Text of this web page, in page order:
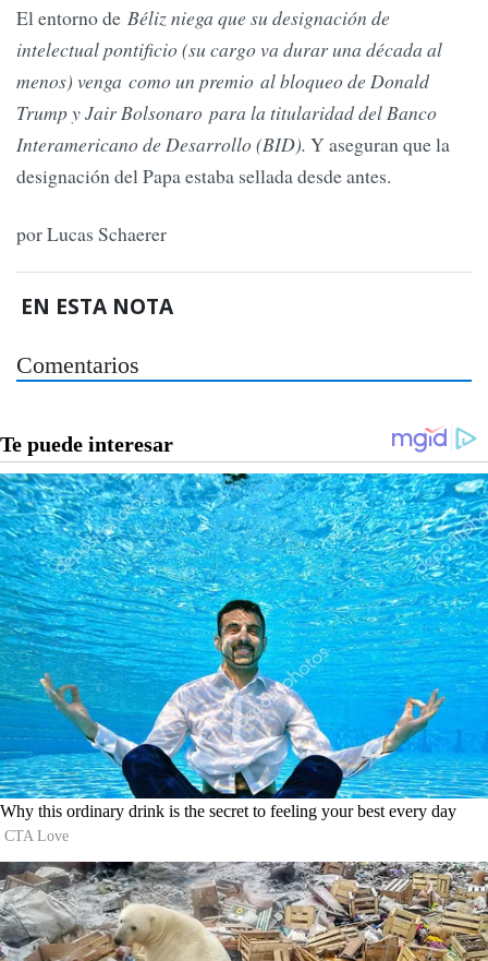
El entorno de Béliz niega que su designación de
intelectual pontificio (su cargo va durar una década al
menos) venga como un premio al bloqueo de Donald
Trump y Jair Bolsonaro para la titularidad del Banco
Interamericano de Desarrollo (BID). Y aseguran que la
designación del Papa estaba sellada desde antes.
por Lucas Schaerer
EN ESTA NOTA
Comentarios